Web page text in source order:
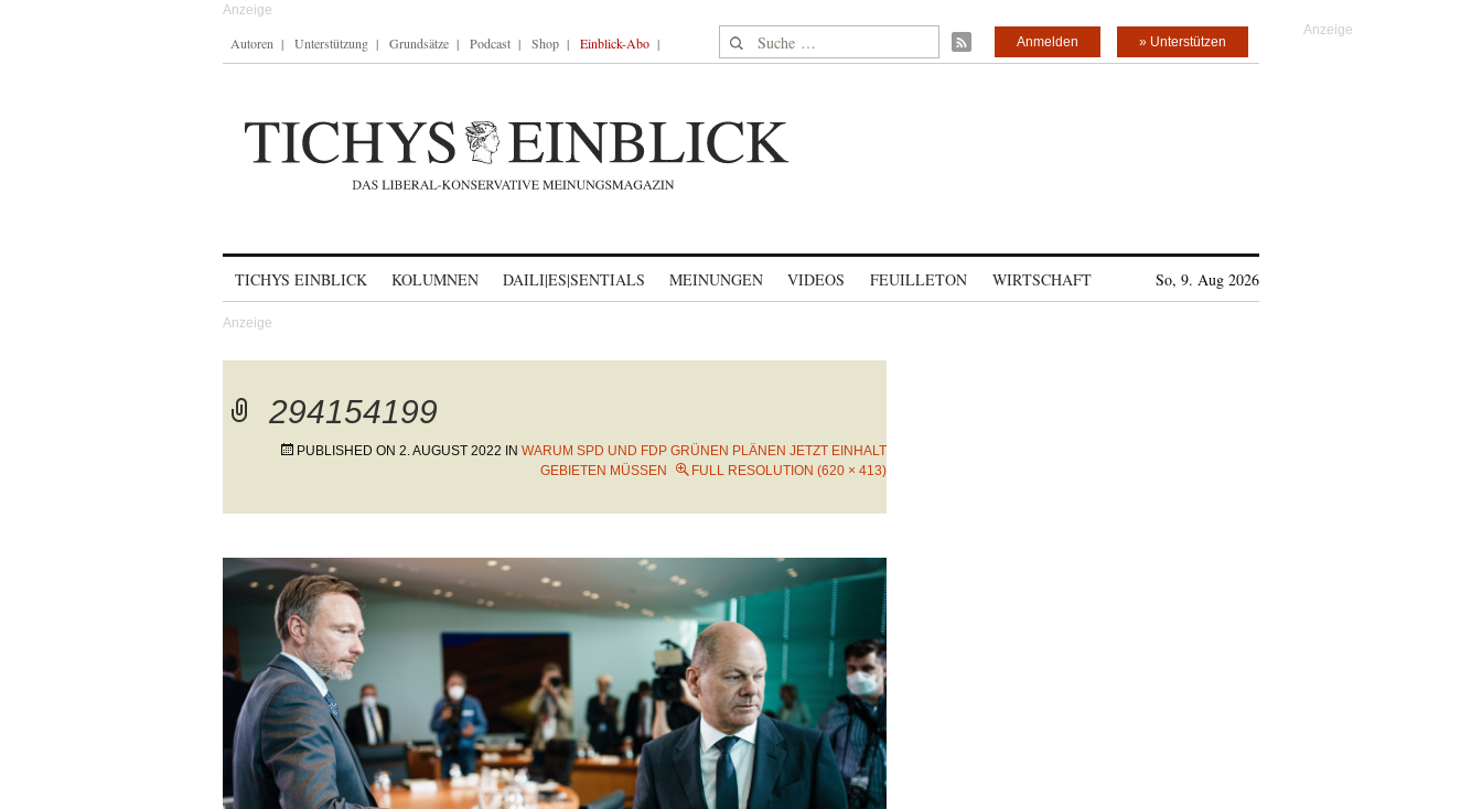
Autoren Unterstützung Grundsätze Podcast Shop Einblick-Abo Suche nach: » Unterstützen
Anmelden
TICHYS EINBLICK KOLUMNEN DAILI|ES|SENTIALS MEINUNGEN VIDEOS FEUILLETON WIRTSCHAFT So, 9. Aug 2026
294154199
PUBLISHED ON 2. AUGUST 2022 IN WARUM SPD UND FDP GRÜNEN PLÄNEN JETZT EINHALT
GEBIETEN MÜSSEN
FULL RESOLUTION (620 × 413)